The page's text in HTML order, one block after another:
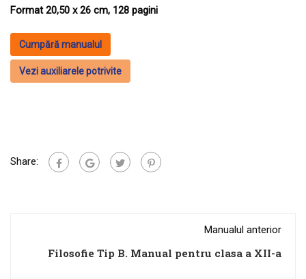
Format 20,50 x 26 cm, 128 pagini
Cumpără manualul
Vezi auxiliarele potrivite
Share:
Manualul anterior
Filosofie Tip B. Manual pentru clasa a XII-a